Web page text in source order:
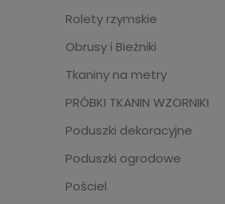
Rolety rzymskie
Obrusy i Bieżniki
Tkaniny na metry
PRÓBKI TKANIN WZORNIKI
Poduszki dekoracyjne
Poduszki ogrodowe
Pościel